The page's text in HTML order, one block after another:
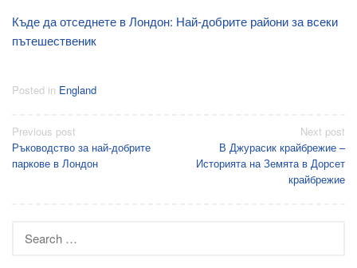
Къде да отседнете в Лондон: Най-добрите райони за всеки
пътешественик
Posted in England
Post
navigation
Previous post
Ръководство за най-добрите
паркове в Лондон
Next post
В Джурасик крайбрежие –
Историята на Земята в Дорсет
крайбрежие
for: